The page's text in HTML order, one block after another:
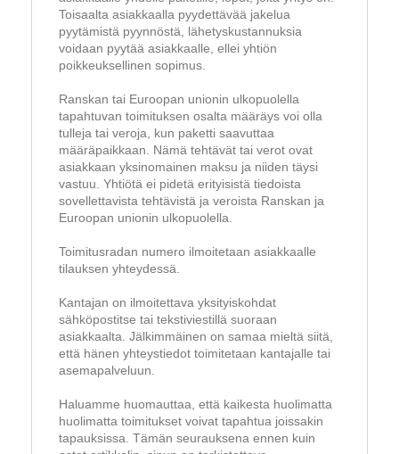
Toisaalta asiakkaalla pyydettävää jakelua
pyytämistä pyynnöstä, lähetyskustannuksia
voidaan pyytää asiakkaalle, ellei yhtiön
poikkeuksellinen sopimus.
Ranskan tai Euroopan unionin ulkopuolella
tapahtuvan toimituksen osalta määräys voi olla
tulleja tai veroja, kun paketti saavuttaa
määräpaikkaan. Nämä tehtävät tai verot ovat
asiakkaan yksinomainen maksu ja niiden täysi
vastuu. Yhtiötä ei pidetä erityisistä tiedoista
sovellettavista tehtävistä ja veroista Ranskan ja
Euroopan unionin ulkopuolella.
Toimitusradan numero ilmoitetaan asiakkaalle
tilauksen yhteydessä.
Kantajan on ilmoitettava yksityiskohdat
sähköpostitse tai tekstiviestillä suoraan
asiakkaalta. Jälkimmäinen on samaa mieltä siitä,
että hänen yhteystiedot toimitetaan kantajalle tai
asemapalveluun.
Haluamme huomauttaa, että kaikesta huolimatta
huolimatta toimitukset voivat tapahtua joissakin
tapauksissa. Tämän seurauksena ennen kuin